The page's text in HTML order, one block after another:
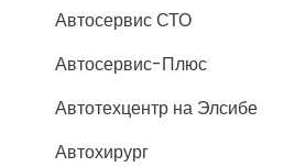
Автосервис СТО
Автосервис-Плюс
Автотехцентр на Элсибе
Автохирург